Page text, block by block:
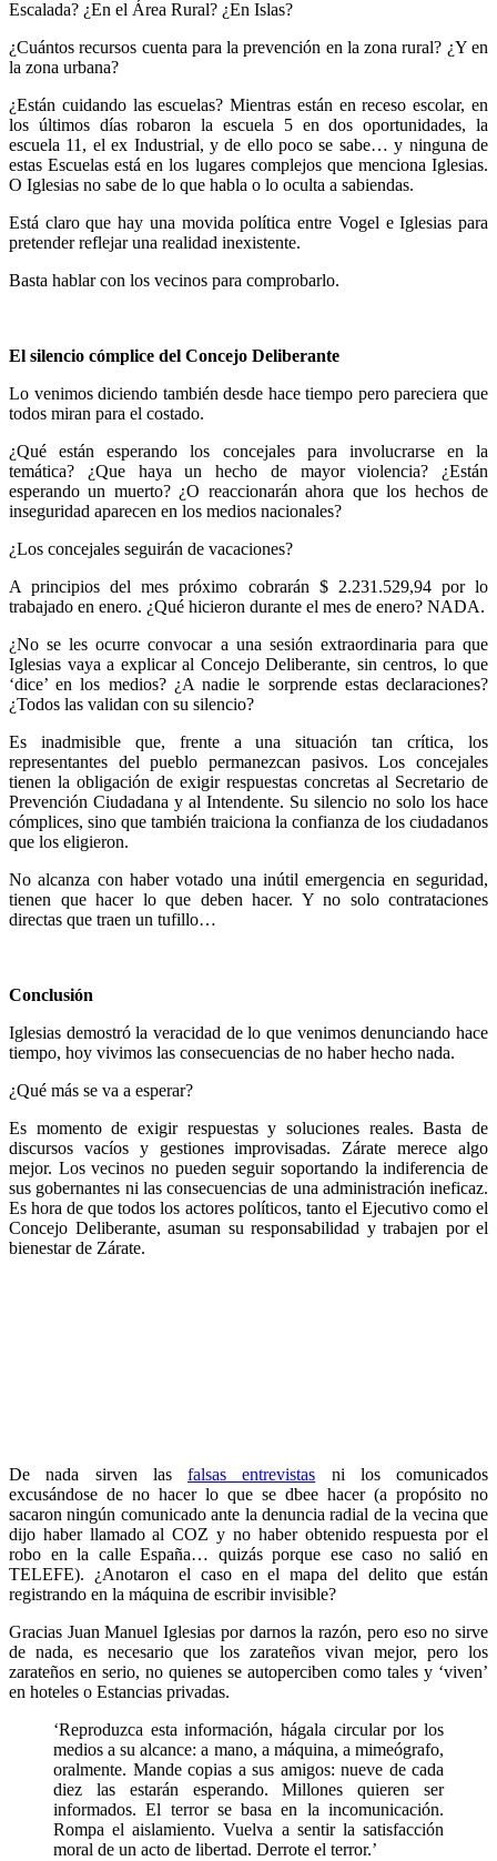
Escalada? ¿En el Área Rural? ¿En Islas?
¿Cuántos recursos cuenta para la prevención en la zona rural? ¿Y en
la zona urbana?
¿Están cuidando las escuelas? Mientras están en receso escolar, en
los últimos días robaron la escuela 5 en dos oportunidades, la
escuela 11, el ex Industrial, y de ello poco se sabe… y ninguna de
estas Escuelas está en los lugares complejos que menciona Iglesias.
O Iglesias no sabe de lo que habla o lo oculta a sabiendas.
Está claro que hay una movida política entre Vogel e Iglesias para
pretender reflejar una realidad inexistente.
Basta hablar con los vecinos para comprobarlo.
El silencio cómplice del Concejo Deliberante
Lo venimos diciendo también desde hace tiempo pero pareciera que
todos miran para el costado.
¿Qué están esperando los concejales para involucrarse en la
temática? ¿Que haya un hecho de mayor violencia? ¿Están
esperando un muerto? ¿O reaccionarán ahora que los hechos de
inseguridad aparecen en los medios nacionales?
¿Los concejales seguirán de vacaciones?
A principios del mes próximo cobrarán $ 2.231.529,94 por lo
trabajado en enero. ¿Qué hicieron durante el mes de enero? NADA.
¿No se les ocurre convocar a una sesión extraordinaria para que
Iglesias vaya a explicar al Concejo Deliberante, sin centros, lo que
‘dice’ en los medios? ¿A nadie le sorprende estas declaraciones?
¿Todos las validan con su silencio?
Es inadmisible que, frente a una situación tan crítica, los
representantes del pueblo permanezcan pasivos. Los concejales
tienen la obligación de exigir respuestas concretas al Secretario de
Prevención Ciudadana y al Intendente. Su silencio no solo los hace
cómplices, sino que también traiciona la confianza de los ciudadanos
que los eligieron.
No alcanza con haber votado una inútil emergencia en seguridad,
tienen que hacer lo que deben hacer. Y no solo contrataciones
directas que traen un tufillo…
Conclusión
Iglesias demostró la veracidad de lo que venimos denunciando hace
tiempo, hoy vivimos las consecuencias de no haber hecho nada.
¿Qué más se va a esperar?
Es momento de exigir respuestas y soluciones reales. Basta de
discursos vacíos y gestiones improvisadas. Zárate merece algo
mejor. Los vecinos no pueden seguir soportando la indiferencia de
sus gobernantes ni las consecuencias de una administración ineficaz.
Es hora de que todos los actores políticos, tanto el Ejecutivo como el
Concejo Deliberante, asuman su responsabilidad y trabajen por el
bienestar de Zárate.
De nada sirven las falsas entrevistas ni los comunicados
excusándose de no hacer lo que se dbee hacer (a propósito no
sacaron ningún comunicado ante la denuncia radial de la vecina que
dijo haber llamado al COZ y no haber obtenido respuesta por el
robo en la calle España… quizás porque ese caso no salió en
TELEFE). ¿Anotaron el caso en el mapa del delito que están
registrando en la máquina de escribir invisible?
Gracias Juan Manuel Iglesias por darnos la razón, pero eso no sirve
de nada, es necesario que los zarateños vivan mejor, pero los
zarateños en serio, no quienes se autoperciben como tales y ‘viven’
en hoteles o Estancias privadas.
‘Reproduzca esta información, hágala circular por los
medios a su alcance: a mano, a máquina, a mimeógrafo,
oralmente. Mande copias a sus amigos: nueve de cada
diez las estarán esperando. Millones quieren ser
informados. El terror se basa en la incomunicación.
Rompa el aislamiento. Vuelva a sentir la satisfacción
moral de un acto de libertad. Derrote el terror.’